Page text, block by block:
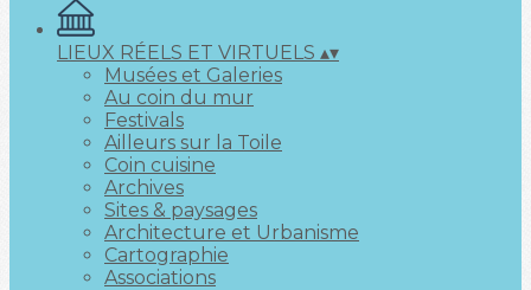
LIEUX RÉELS ET VIRTUELS ▴▾
Musées et Galeries
Au coin du mur
Festivals
Ailleurs sur la Toile
Coin cuisine
Archives
Sites & paysages
Architecture et Urbanisme
Cartographie
Associations